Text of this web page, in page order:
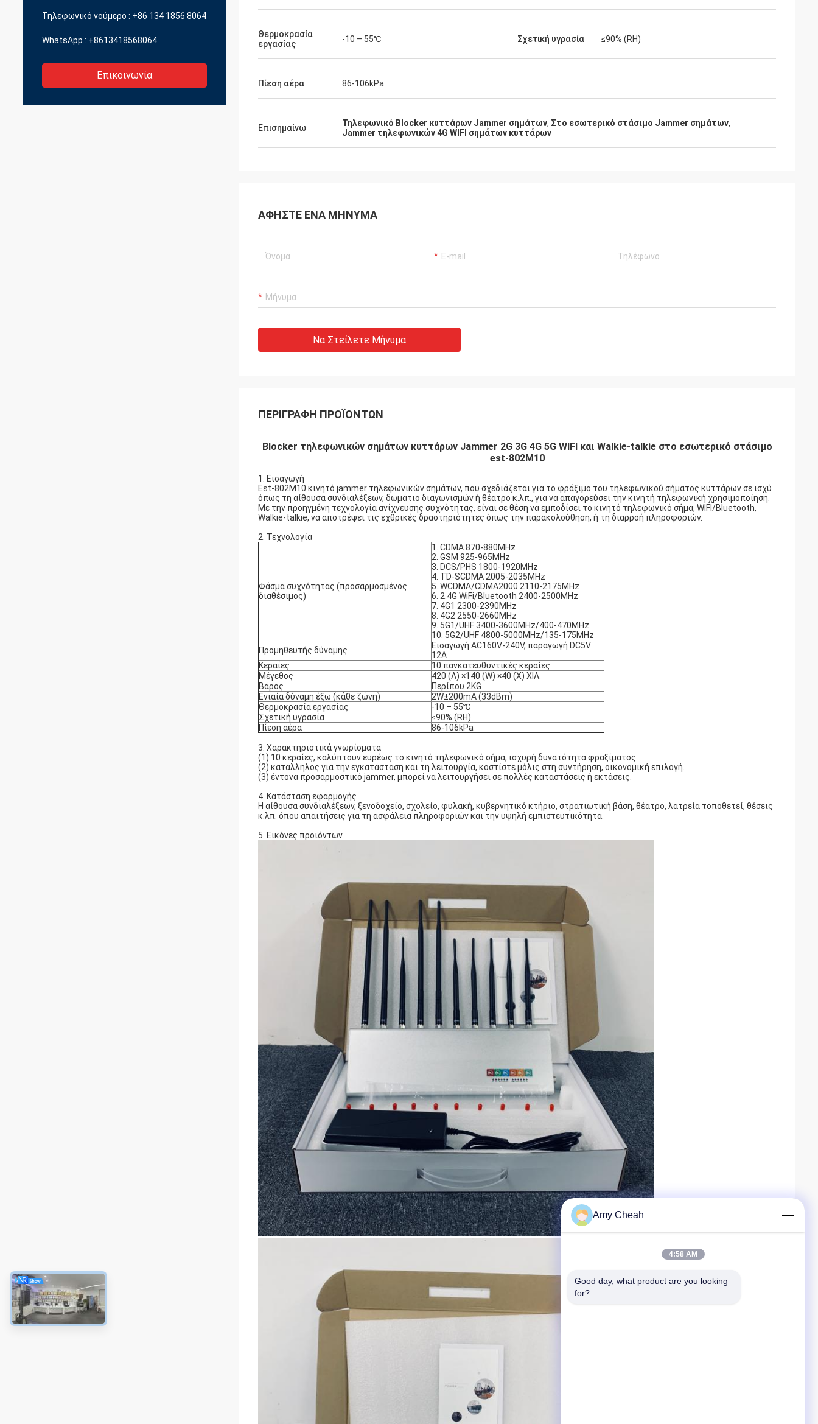
Τηλεφωνικό νούμερο : +86 134 1856 8064
WhatsApp : +8613418568064
Επικοινωνία
Θερμοκρασία
εργασίας
-10 – 55℃ Σχετική υγρασία ≤90% (RH)
Πίεση αέρα 86-106kPa
Επισημαίνω Τηλεφωνικό Blocker κυττάρων Jammer σημάτων, Στο εσωτερικό στάσιμο Jammer σημάτων,
Jammer τηλεφωνικών 4G WIFI σημάτων κυττάρων
ΑΦΉΣΤΕ ΈΝΑ ΜΉΝΥΜΑ
Να Στείλετε Μήνυμα
ΠΕΡΙΓΡΑΦΉ ΠΡΟΪΌΝΤΩΝ
Blocker τηλεφωνικών σημάτων κυττάρων Jammer 2G 3G 4G 5G WIFI και Walkie-talkie στο εσωτερικό στάσιμο
est-802M10
1. Εισαγωγή
Est-802M10 κινητό jammer τηλεφωνικών σημάτων, που σχεδιάζεται για το φράξιμο του τηλεφωνικού σήματος κυττάρων σε ισχύ
όπως τη αίθουσα συνδιαλέξεων, δωμάτιο διαγωνισμών ή θέατρο κ.λπ., για να απαγορεύσει την κινητή τηλεφωνική χρησιμοποίηση.
Με την προηγμένη τεχνολογία ανίχνευσης συχνότητας, είναι σε θέση να εμποδίσει το κινητό τηλεφωνικό σήμα, WIFI/Bluetooth,
Walkie-talkie, να αποτρέψει τις εχθρικές δραστηριότητες όπως την παρακολούθηση, ή τη διαρροή πληροφοριών.
2. Τεχνολογία
Φάσμα συχνότητας (προσαρμοσμένος
διαθέσιμος)
1. CDMA 870-880MHz
2. GSM 925-965MHz
3. DCS/PHS 1800-1920MHz
4. TD-SCDMA 2005-2035MHz
5. WCDMA/CDMA2000 2110-2175MHz
6. 2.4G WiFi/Bluetooth 2400-2500MHz
7. 4G1 2300-2390MHz
8. 4G2 2550-2660MHz
9. 5G1/UHF 3400-3600MHz/400-470MHz
10. 5G2/UHF 4800-5000MHz/135-175MHz
Προμηθευτής δύναμης
Εισαγωγή AC160V-240V, παραγωγή DC5V
12A
Κεραίες
10 πανκατευθυντικές κεραίες
Μέγεθος
420 (Λ) ×140 (W) ×40 (Χ) ΧΙΛ.
Βάρος
Περίπου 2KG
Ενιαία δύναμη έξω (κάθε ζώνη)
2W±200mA (33dBm)
Θερμοκρασία εργασίας
-10 – 55℃
Σχετική υγρασία
≤90% (RH)
Πίεση αέρα
86-106kPa
3. Χαρακτηριστικά γνωρίσματα
(1) 10 κεραίες, καλύπτουν ευρέως το κινητό τηλεφωνικό σήμα, ισχυρή δυνατότητα φραξίματος.
(2) κατάλληλος για την εγκατάσταση και τη λειτουργία, κοστίστε μόλις στη συντήρηση, οικονομική επιλογή.
(3) έντονα προσαρμοστικό jammer, μπορεί να λειτουργήσει σε πολλές καταστάσεις ή εκτάσεις.
4. Κατάσταση εφαρμογής
Η αίθουσα συνδιαλέξεων, ξενοδοχείο, σχολείο, φυλακή, κυβερνητικό κτήριο, στρατιωτική βάση, θέατρο, λατρεία τοποθετεί, θέσεις
κ.λπ. όπου απαιτήσεις για τη ασφάλεια πληροφοριών και την υψηλή εμπιστευτικότητα.
5. Εικόνες προϊόντων
Amy Cheah
4:58 AM
Good day, what product are you looking
for?